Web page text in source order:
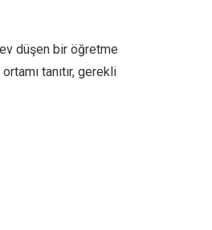
düşen bir öğretme
tanıtır, gerekli